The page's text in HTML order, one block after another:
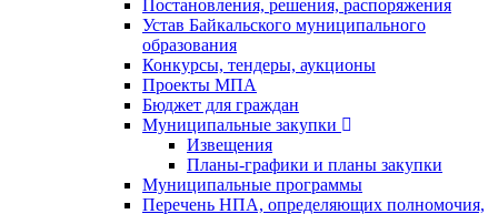
Постановления, решения, распоряжения
Устав Байкальского муниципального
образования
Конкурсы, тендеры, аукционы
Проекты МПА
Бюджет для граждан
Муниципальные закупки
Извещения
Планы-графики и планы закупки
Муниципальные программы
Перечень НПА, определяющих полномочия,